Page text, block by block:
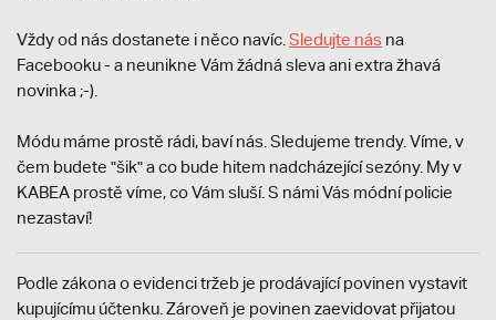
Vždy od nás dostanete i něco navíc. Sledujte nás na
Facebooku - a neunikne Vám žádná sleva ani extra žhavá
novinka ;-).
Módu máme prostě rádi, baví nás. Sledujeme trendy. Víme, v
čem budete "šik" a co bude hitem nadcházející sezóny. My v
KABEA prostě víme, co Vám sluší. S námi Vás módní policie
nezastaví!
Podle zákona o evidenci tržeb je prodávající povinen vystavit
kupujícímu účtenku. Zároveň je povinen zaevidovat přijatou